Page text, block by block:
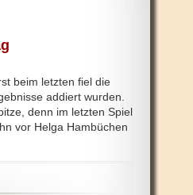
beim letzten fiel die
addiert wurden.
denn im letzten Spiel
vor Helga Hambüchen